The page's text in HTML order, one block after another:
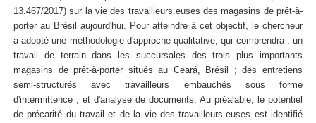
13.467/2017) sur la vie des travailleurs.euses des magasins de prêt-à-
porter au Brésil aujourd'hui. Pour atteindre à cet objectif, le chercheur
a adopté une méthodologie d'approche qualitative, qui comprendra : un
travail de terrain dans les succursales des trois plus importants
magasins de prêt-à-porter situés au Ceará, Brésil ; des entretiens
semi-structurés avec travailleurs embauchés sous forme
d'intermittence ; et d'analyse de documents. Au préalable, le potentiel
de précarité du travail et de la vie des travailleurs.euses est identifié